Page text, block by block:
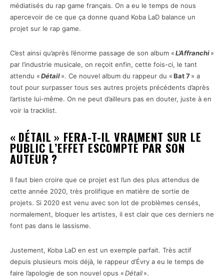
médiatisés du rap game français. On a eu le temps de nous
apercevoir de ce que ça donne quand Koba LaD balance un
projet sur le rap game.
C’est ainsi qu’après l’énorme passage de son album «L’Affranchi»
par l’industrie musicale, on reçoit enfin, cette fois-ci, le tant
attendu «Détail». Ce nouvel album du rappeur du «Bat 7 » a
tout pour surpasser tous ses autres projets précédents d’après
l’artiste lui-même. On ne peut d’ailleurs pas en douter, juste à en
voir la tracklist.
« DÉTAIL » FERA-T-IL VRAIMENT SUR LE
PUBLIC L’EFFET ESCOMPTÉ PAR SON
AUTEUR ?
Il faut bien croire que ce projet est l’un des plus attendus de
cette année 2020, très prolifique en matière de sortie de
projets. Si 2020 est venu avec son lot de problèmes censés,
normalement, bloquer les artistes, il est clair que ces derniers ne
font pas dans le lassisme.
Justement, Koba LaD en est un exemple parfait. Très actif
depuis plusieurs mois déjà, le rappeur d’Évry a eu le temps de
faire l’apologie de son nouvel opus «Détail».